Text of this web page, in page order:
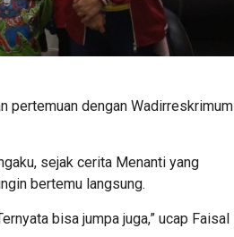
pertemuan dengan Wadirreskrimum
sejak cerita Menanti yang
bertemu langsung.
bisa jumpa juga,” ucap Faisal